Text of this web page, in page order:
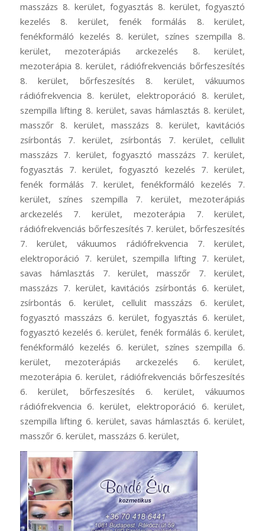
masszázs 8. kerület, fogyasztás 8. kerület, fogyasztó
kezelés 8. kerület, fenék formálás 8. kerület,
fenékformáló kezelés 8. kerület, színes szempilla 8.
kerület, mezoterápiás arckezelés 8. kerület,
mezoterápia 8. kerület, rádiófrekvenciás bőrfeszesítés
8. kerület, bőrfeszesítés 8. kerület, vákuumos
rádiófrekvencia 8. kerület, elektroporáció 8. kerület,
szempilla lifting 8. kerület, savas hámlasztás 8. kerület,
masszőr 8. kerület, masszázs 8. kerület, kavitációs
zsírbontás 7. kerület, zsírbontás 7. kerület, cellulit
masszázs 7. kerület, fogyasztó masszázs 7. kerület,
fogyasztás 7. kerület, fogyasztó kezelés 7. kerület,
fenék formálás 7. kerület, fenékformáló kezelés 7.
kerület, színes szempilla 7. kerület, mezoterápiás
arckezelés 7. kerület, mezoterápia 7. kerület,
rádiófrekvenciás bőrfeszesítés 7. kerület, bőrfeszesítés
7. kerület, vákuumos rádiófrekvencia 7. kerület,
elektroporáció 7. kerület, szempilla lifting 7. kerület,
savas hámlasztás 7. kerület, masszőr 7. kerület,
masszázs 7. kerület, kavitációs zsírbontás 6. kerület,
zsírbontás 6. kerület, cellulit masszázs 6. kerület,
fogyasztó masszázs 6. kerület, fogyasztás 6. kerület,
fogyasztó kezelés 6. kerület, fenék formálás 6. kerület,
fenékformáló kezelés 6. kerület, színes szempilla 6.
kerület, mezoterápiás arckezelés 6. kerület,
mezoterápia 6. kerület, rádiófrekvenciás bőrfeszesítés
6. kerület, bőrfeszesítés 6. kerület, vákuumos
rádiófrekvencia 6. kerület, elektroporáció 6. kerület,
szempilla lifting 6. kerület, savas hámlasztás 6. kerület,
masszőr 6. kerület, masszázs 6. kerület,